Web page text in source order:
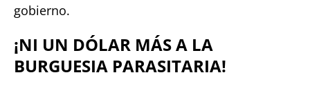
gobierno.
¡NI UN DÓLAR MÁS A LA
BURGUESIA PARASITARIA!